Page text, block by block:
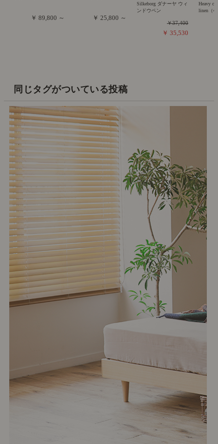
￥ 89,800 ～ ￥ 25,800 ～
Silkeborg ダナーヤ ウィ
ンドウペン
￥37,400
￥ 35,530
Heavy
linen（
同じタグがついている投稿